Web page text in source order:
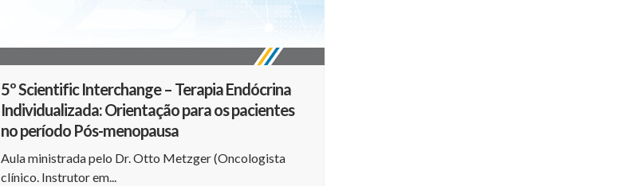
5º Scientific Interchange – Terapia Endócrina
Individualizada: Orientação para os pacientes
no período Pós-menopausa
Aula ministrada pelo Dr. Otto Metzger (Oncologista
clínico. Instrutor em...